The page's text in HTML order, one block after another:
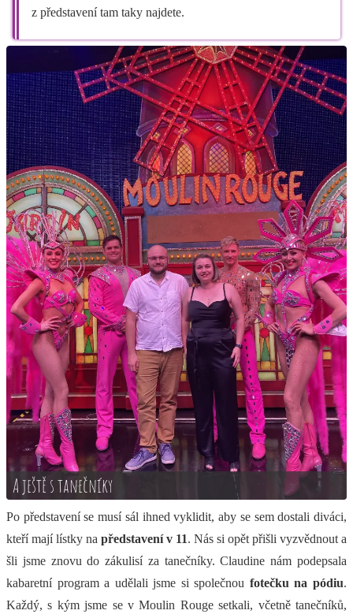
z představení tam taky najdete.
A ještě s tanečníky
Po představení se musí sál ihned vyklidit, aby se sem dostali diváci,
kteří mají lístky na představení v 11. Nás si opět přišli vyzvědnout a
šli jsme znovu do zákulisí za tanečníky. Claudine nám podepsala
kabaretní program a udělali jsme si společnou fotečku na pódiu.
Každý, s kým jsme se v Moulin Rouge setkali, včetně tanečníků,